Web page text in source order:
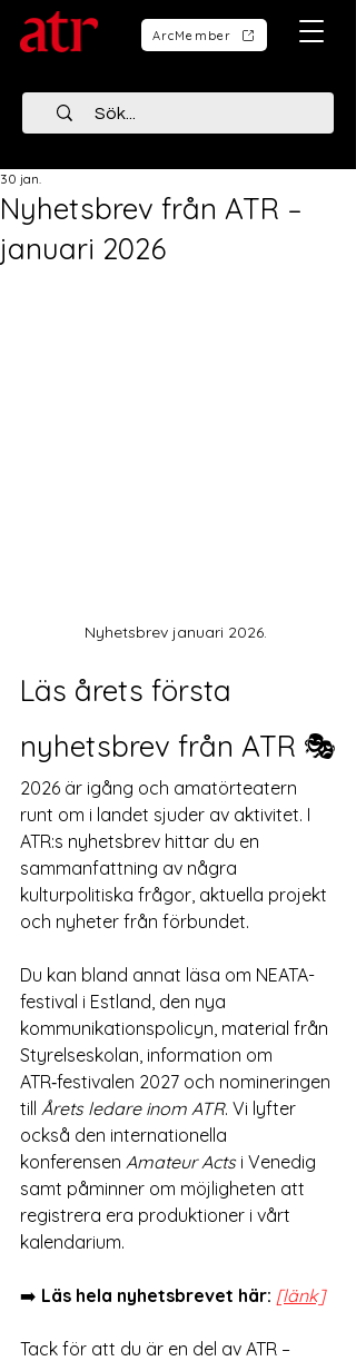
ArcMember
Nyhetsbrev från ATR –
januari 2026
30 jan.
Nyhetsbrev januari 2026.
Läs årets första
nyhetsbrev från ATR 🎭
2026 är igång och amatörteatern
runt om i landet sjuder av aktivitet. I
ATR:s nyhetsbrev hittar du en
sammanfattning av några
kulturpolitiska frågor, aktuella projekt
och nyheter från förbundet.
Du kan bland annat läsa om NEATA-
festival i Estland, den nya
kommunikationspolicyn, material från
Styrelseskolan, information om
ATR‑festivalen 2027 och nomineringen
till Årets ledare inom ATR. Vi lyfter
också den internationella
konferensen Amateur Acts i Venedig
samt påminner om möjligheten att
registrera era produktioner i vårt
kalendarium.
➡️ Läs hela nyhetsbrevet här: [länk]
Tack för att du är en del av ATR –